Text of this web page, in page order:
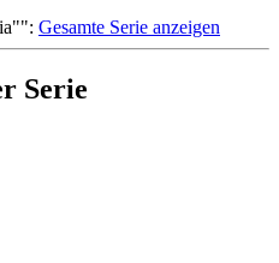
": Gesamte Serie anzeigen
Serie